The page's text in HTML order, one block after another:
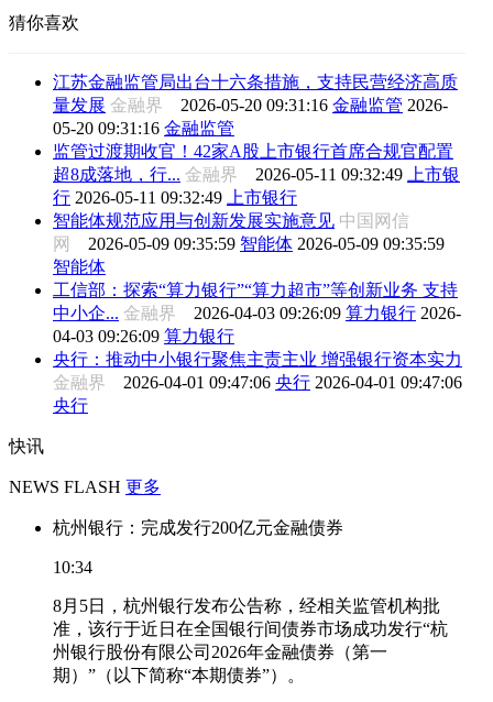
猜你喜欢
江苏金融监管局出台十六条措施，支持民营经济高质
量发展 金融界 2026-05-20 09:31:16 金融监管 2026-
05-20 09:31:16 金融监管
监管过渡期收官！42家A股上市银行首席合规官配置
超8成落地，行... 金融界 2026-05-11 09:32:49
上市银
行 2026-05-11 09:32:49
上市银行
智能体规范应用与创新发展实施意见 中国网信
网 2026-05-09 09:35:59 智能体 2026-05-09 09:35:59
智能体
工信部：探索“算力银行”“算力超市”等创新业务 支持
中小企... 金融界 2026-04-03 09:26:09 算力银行 2026-
04-03 09:26:09 算力银行
央行：推动中小银行聚焦主责主业 增强银行资本实力
金融界 2026-04-01 09:47:06 央行 2026-04-01 09:47:06
央行
快讯
NEWS FLASH 更多
杭州银行：完成发行200亿元金融债券
10:34
8月5日，杭州银行发布公告称，经相关监管机构批
准，该行于近日在全国银行间债券市场成功发行“杭
州银行股份有限公司2026年金融债券（第一
期）”（以下简称“本期债券”）。